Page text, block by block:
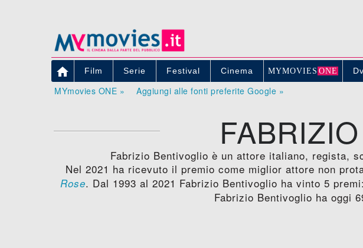
 Film Serie Festival Cinema MYMOVIE S ONE
MYmovies ONE » Aggiungi alle fonti preferite Google »
Fabrizio Bentivoglio è un attore italiano, regista,
Nel 2021 ha ricevuto il premio come miglior attore non
Rose. Dal 1993 al 2021 Fabrizio Bentivoglio ha vinto 5 premi:
Fabrizio Bentivoglio ha oggi